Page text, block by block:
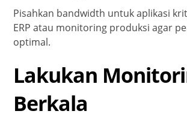
Pisahkan bandwidth untuk aplikasi
ERP atau monitoring produksi agar
optimal.
Lakukan
Berkala